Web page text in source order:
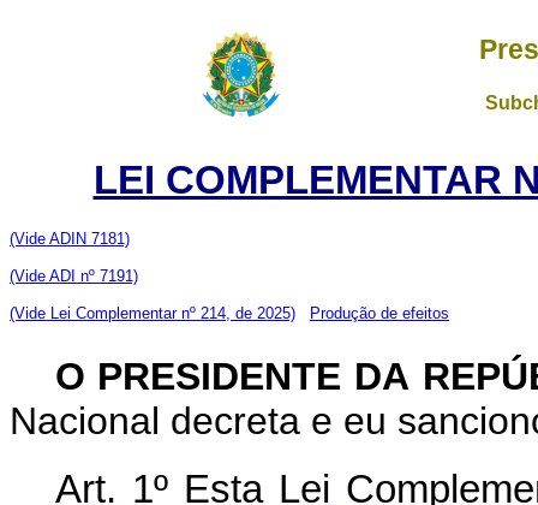
LEI COMPLEMENTAR
(Vide ADIN 7181)
(Vide ADI nº 7191)
(Vide Lei Complementar nº 214, de 2025) Produção de efeitos
O PRESIDENTE DA
Nacional decreta e eu
Art. 1º Esta Lei